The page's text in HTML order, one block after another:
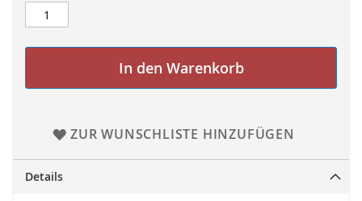
In den Warenkorb
ZUR WUNSCHLISTE HINZUFÜGEN
Details